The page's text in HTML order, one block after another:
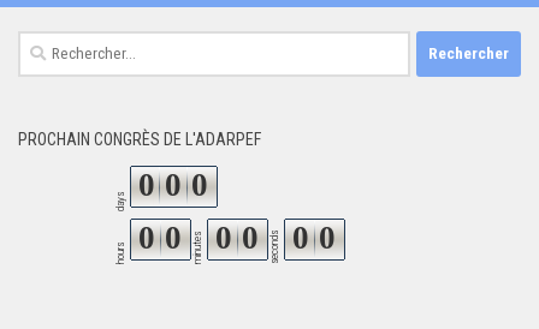
Rechercher :
PROCHAIN CONGRÈS DE L'ADARPEF
days 0 0 0
hours 0 0 minutes 0 0 seconds 0 0